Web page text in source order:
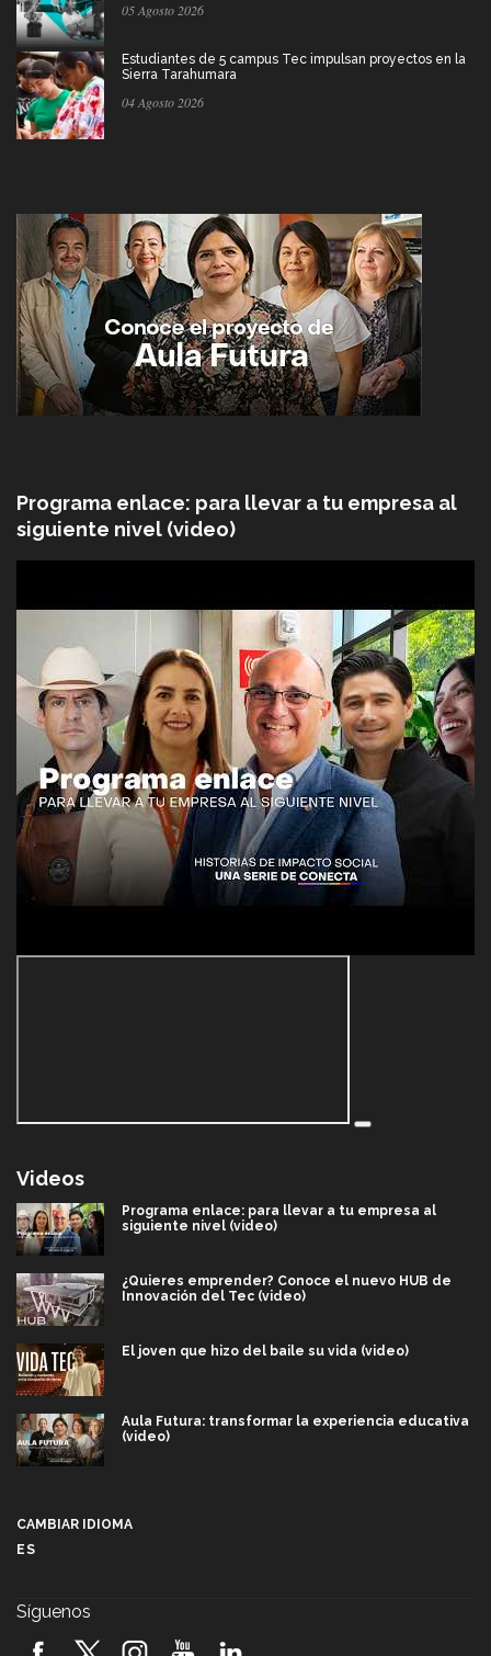
05 Agosto 2026
Estudiantes de 5 campus Tec impulsan proyectos en la
Sierra Tarahumara
04 Agosto 2026
Programa enlace: para llevar a tu empresa al
siguiente nivel (video)
Videos
Programa enlace: para llevar a tu empresa al
siguiente nivel (video)
¿Quieres emprender? Conoce el nuevo HUB de
Innovación del Tec (video)
El joven que hizo del baile su vida (video)
Aula Futura: transformar la experiencia educativa
(video)
2026! (video)
CAMBIAR IDIOMA
ES
Síguenos